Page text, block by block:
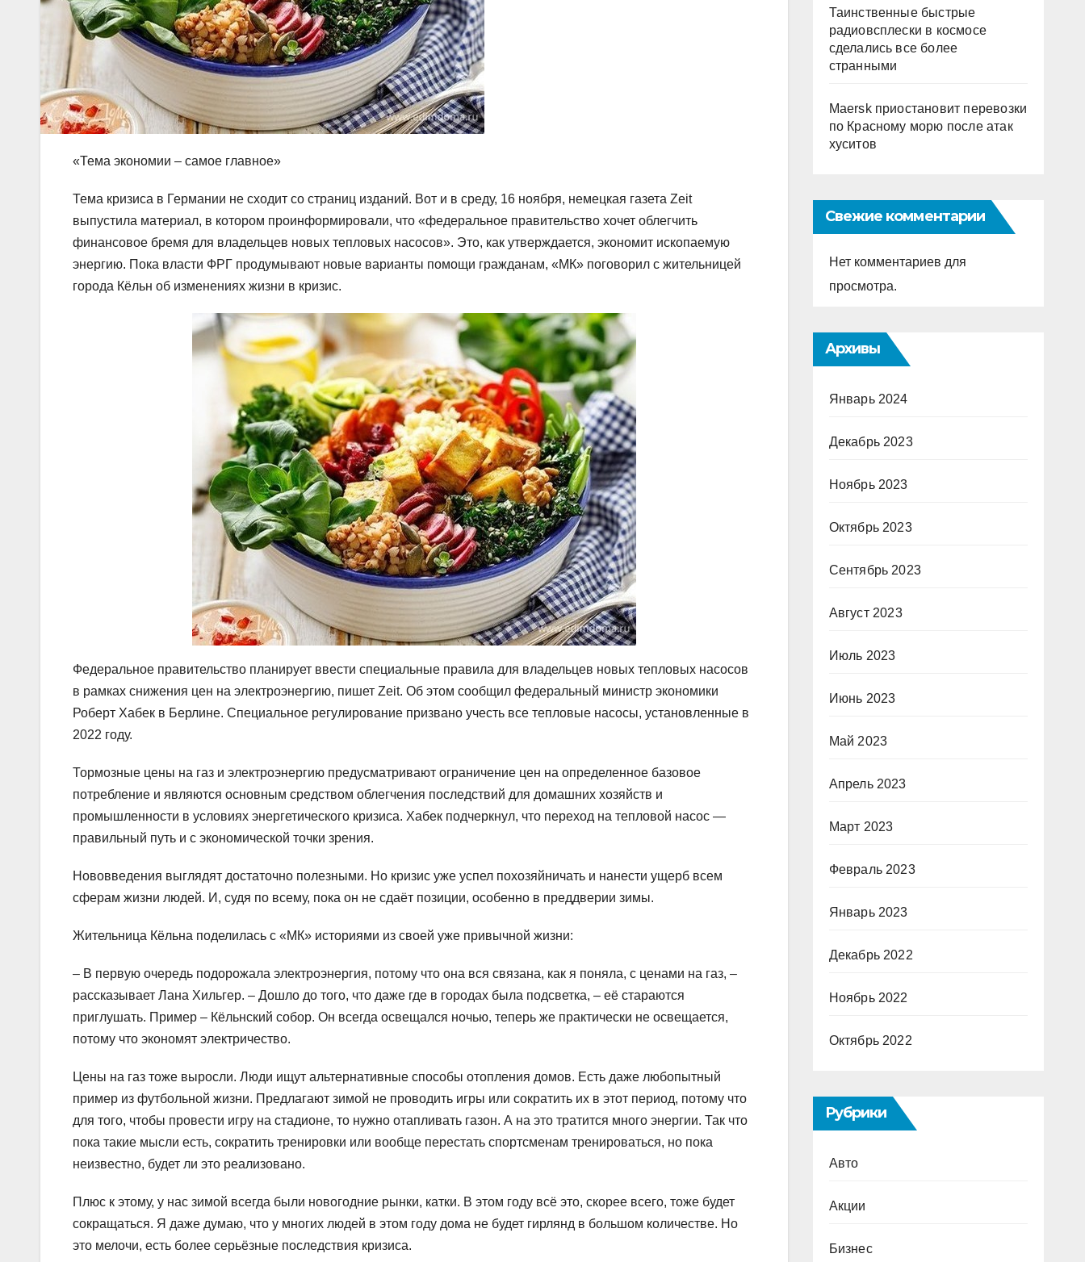
«Тема экономии – самое главное»
Тема кризиса в Германии не сходит со страниц изданий. Вот и в среду, 16 ноября, немецкая газета Zeit
выпустила материал, в котором проинформировали, что «федеральное правительство хочет облегчить
финансовое бремя для владельцев новых тепловых насосов». Это, как утверждается, экономит ископаемую
энергию. Пока власти ФРГ продумывают новые варианты помощи гражданам, «МК» поговорил с жительницей
города Кёльн об изменениях жизни в кризис.
Федеральное правительство планирует ввести специальные правила для владельцев новых тепловых насосов
в рамках снижения цен на электроэнергию, пишет Zeit. Об этом сообщил федеральный министр экономики
Роберт Хабек в Берлине. Специальное регулирование призвано учесть все тепловые насосы, установленные в
2022 году.
Тормозные цены на газ и электроэнергию предусматривают ограничение цен на определенное базовое
потребление и являются основным средством облегчения последствий для домашних хозяйств и
промышленности в условиях энергетического кризиса. Хабек подчеркнул, что переход на тепловой насос —
правильный путь и с экономической точки зрения.
Нововведения выглядят достаточно полезными. Но кризис уже успел похозяйничать и нанести ущерб всем
сферам жизни людей. И, судя по всему, пока он не сдаёт позиции, особенно в преддверии зимы.
Жительница Кёльна поделилась с «МК» историями из своей уже привычной жизни:
– В первую очередь подорожала электроэнергия, потому что она вся связана, как я поняла, с ценами на газ, –
рассказывает Лана Хильгер. – Дошло до того, что даже где в городах была подсветка, – её стараются
приглушать. Пример – Кёльнский собор. Он всегда освещался ночью, теперь же практически не освещается,
потому что экономят электричество.
Цены на газ тоже выросли. Люди ищут альтернативные способы отопления домов. Есть даже любопытный
пример из футбольной жизни. Предлагают зимой не проводить игры или сократить их в этот период, потому что
для того, чтобы провести игру на стадионе, то нужно отапливать газон. А на это тратится много энергии. Так что
пока такие мысли есть, сократить тренировки или вообще перестать спортсменам тренироваться, но пока
неизвестно, будет ли это реализовано.
Плюс к этому, у нас зимой всегда были новогодние рынки, катки. В этом году всё это, скорее всего, тоже будет
сокращаться. Я даже думаю, что у многих людей в этом году дома не будет гирлянд в большом количестве. Но
это мелочи, есть более серьёзные последствия кризиса.
Таинственные быстрые
радиовсплески в космосе
сделались все более
странными
Maersk приостановит перевозки
по Красному морю после атак
хуситов
Свежие комментарии
Нет комментариев для
просмотра.
Архивы
Январь 2024
Декабрь 2023
Ноябрь 2023
Октябрь 2023
Сентябрь 2023
Август 2023
Июль 2023
Июнь 2023
Май 2023
Апрель 2023
Март 2023
Февраль 2023
Январь 2023
Декабрь 2022
Ноябрь 2022
Октябрь 2022
Рубрики
Авто
Акции
Бизнес